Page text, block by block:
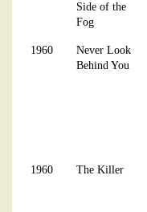
Side of the
Fog
1960
Never Look
Behind You
1960 The Killer